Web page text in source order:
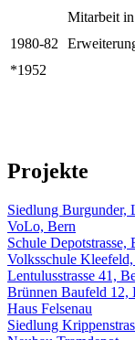
Mitarbeit
1980-82
*1952
Projekte
Siedlung Burgunder,
VoLo, Bern
Schule Depotstrasse,
Volksschule
Lentulusstrasse 41,
Brünnen Baufeld 12,
Haus Felsenau
Siedlung